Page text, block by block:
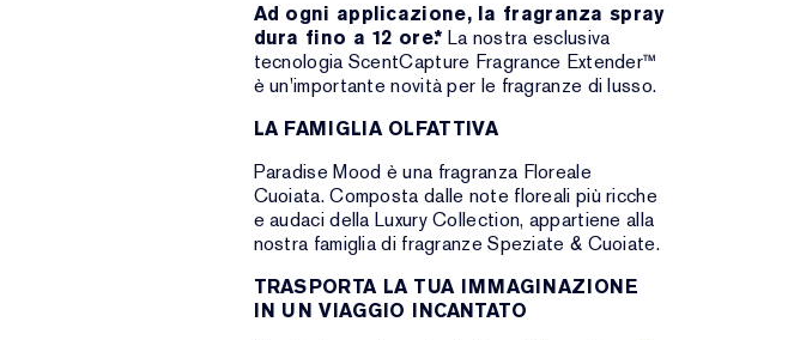
Ad ogni applicazione, la fragranza spray
dura fino a 12 ore.* La nostra esclusiva
tecnologia ScentCapture Fragrance Extender™
è un'importante novità per le fragranze di lusso.
LA FAMIGLIA OLFATTIVA
Paradise Mood è una fragranza Floreale
Cuoiata. Composta dalle note floreali più ricche
e audaci della Luxury Collection, appartiene alla
nostra famiglia di fragranze Speziate & Cuoiate.
TRASPORTA LA TUA IMMAGINAZIONE
IN UN VIAGGIO INCANTATO